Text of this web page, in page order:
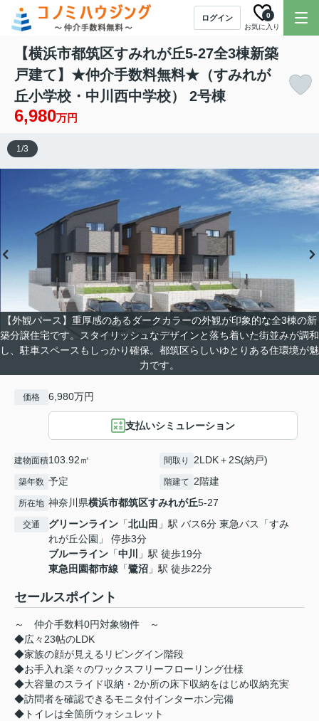
ログイン
お気に入り
0
【横浜市都筑区すみれが丘5-27全3棟新築
戸建て】★仲介手数料無料★（すみれが
丘小学校・中川西中学校） 2号棟
6,980万円
【外観パース】重厚感のあるダークカラーの外観が印象的な全3棟の新
築分譲住宅です。スタイリッシュなデザインと落ち着いた街並みが調和
し、駐車スペースもしっかり確保。都筑区らしいゆとりある住環境が魅
力です。
1/3
価格 6,980万円
支払いシミュレーション
建物面積103.92㎡ 間取り 2LDK＋2S(納戸)
築年数 予定 階建て 2階建
所在地 神奈川県横浜市都筑区すみれが丘5-27
交通 グリーンライン 「北山田 」駅 バス6分 東急バス「すみ
れが丘公園」 停歩3分
ブルーライン 「中川
」駅 徒歩19分
東急田園都市線 「鷺沼 」駅 徒歩22分
セールスポイント
～ 仲介手数料0円対象物件 ～
◆広々23帖のLDK
◆家族の顔が見えるリビングイン階段
◆お手入れ楽々のワックスフリーフローリング仕様
◆大容量のスライド収納・2か所の床下収納をはじめ収納充実
◆訪問者を確認できるモニタ付インターホン完備
◆トイレは全箇所ウォシュレット